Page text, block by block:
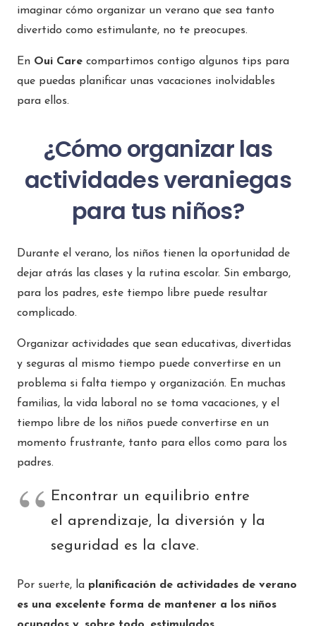
imaginar cómo organizar un verano que sea tanto
divertido como estimulante, no te preocupes.
En Oui Care compartimos contigo algunos tips para
que puedas planificar unas vacaciones inolvidables
para ellos.
¿Cómo organizar las
actividades veraniegas
para tus niños?
Durante el verano, los niños tienen la oportunidad de
dejar atrás las clases y la rutina escolar. Sin embargo,
para los padres, este tiempo libre puede resultar
complicado.
Organizar actividades que sean educativas, divertidas
y seguras al mismo tiempo puede convertirse en un
problema si falta tiempo y organización. En muchas
familias, la vida laboral no se toma vacaciones, y el
tiempo libre de los niños puede convertirse en un
momento frustrante, tanto para ellos como para los
padres.
Encontrar un equilibrio entre
el aprendizaje, la diversión y la
seguridad es la clave.
Por suerte, la planificación de actividades de verano
es una excelente forma de mantener a los niños